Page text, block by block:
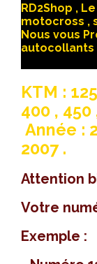
RD2Shop ,
motocross ,
Nous vous
autocollants
KTM :
400 , 450
Année :
2007 .
Attention
Votre
Exemple :